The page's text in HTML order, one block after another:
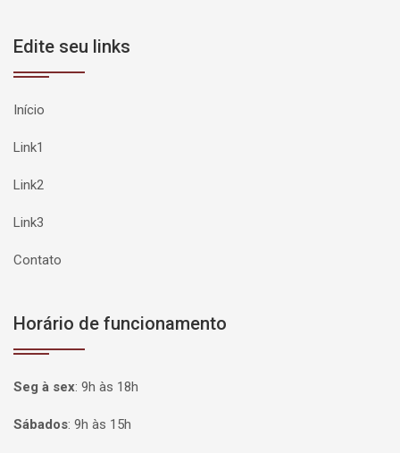
Edite seu links
Início
Link1
Link2
Link3
Contato
Horário de funcionamento
Seg à sex: 9h às 18h
Sábados: 9h às 15h